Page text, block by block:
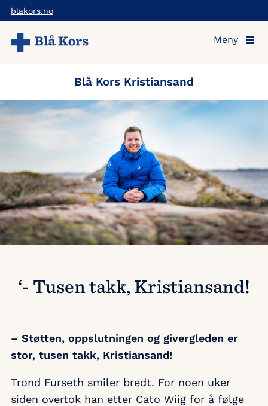
Hopp
til
hovedinnholdet
blakors.no
Meny
Blå Kors Kristiansand
‘- Tusen takk, Kristiansand!
– Støtten, oppslutningen og givergleden er
stor, tusen takk, Kristiansand!
Trond Furseth smiler bredt. For noen uker
siden overtok han etter Cato Wiig for å følge